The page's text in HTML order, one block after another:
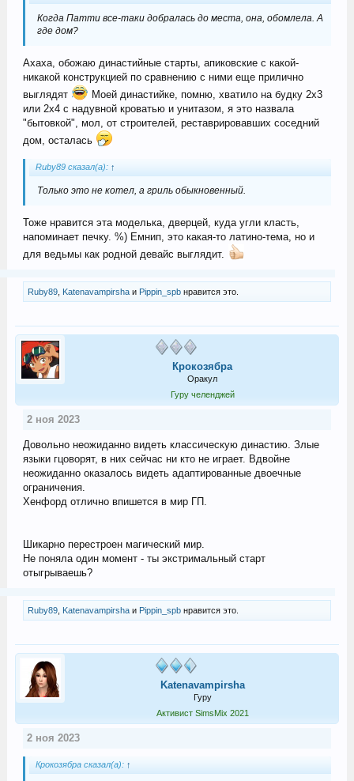
Когда Патти все-таки добралась до места, она, обомлела. А
где дом?
Ахаха, обожаю династийные старты, апиковские с какой-
никакой конструкцией по сравнению с ними еще прилично
выглядят
Моей династийке, помню, хватило на будку 2х3
или 2х4 с надувной кроватью и унитазом, я это назвала
"бытовкой", мол, от строителей, реставрировавших соседний
дом, осталась
Ruby89 сказал(а): ↑
Только это не котел, а гриль обыкновенный.
Тоже нравится эта моделька, дверцей, куда угли класть,
напоминает печку. %) Емнип, это какая-то латино-тема, но и
для ведьмы как родной девайс выглядит.
Ruby89, Katenavampirshaи Pippin_spbнравится это.
Крокозябра
Оракул
Гуру челенджей
2 ноя 2023
Довольно неожиданно видеть классическую династию. Злые
языки гцоворят, в них сейчас ни кто не играет. Вдвойне
неожиданно оказалось видеть адаптированные двоечные
ограничения.
Хенфорд отлично впишется в мир ГП.
Шикарно перестроен магический мир.
Не поняла один момент - ты экстримальный старт
отыгрываешь?
Ruby89, Katenavampirshaи Pippin_spbнравится это.
Katenavampirsha
Гуру
Активист SimsMix 2021
2 ноя 2023
Крокозябра сказал(а): ↑